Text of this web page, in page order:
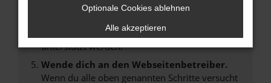
Veraltete Software birgt nicht nur ein
führen, dass bestimmte Funktionen nicht mehr
unterstützt werden.
Wende dich an den Webseitenbetreiber.
Wenn du alle oben genannten Schritte versucht
Optionale Cookies ablehnen
Alle akzeptieren